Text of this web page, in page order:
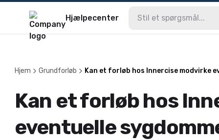
Hjælpecenter
Hjem Grundforløb Kan et forløb hos Innercise modvirke
Kan et forløb hos
eventuelle